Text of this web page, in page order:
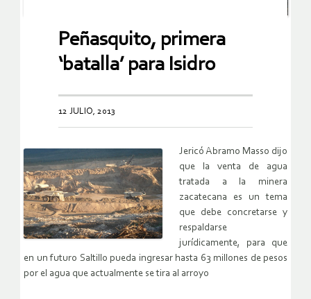
Peñasquito, primera
‘batalla’ para Isidro
12 JULIO, 2013
Jericó Abramo Masso dijo
que la venta de agua
tratada a la minera
zacatecana es un tema
que debe concretarse y
respaldarse
jurídicamente, para que
en un futuro Saltillo pueda ingresar hasta 63 millones de pesos
por el agua que actualmente se tira al arroyo